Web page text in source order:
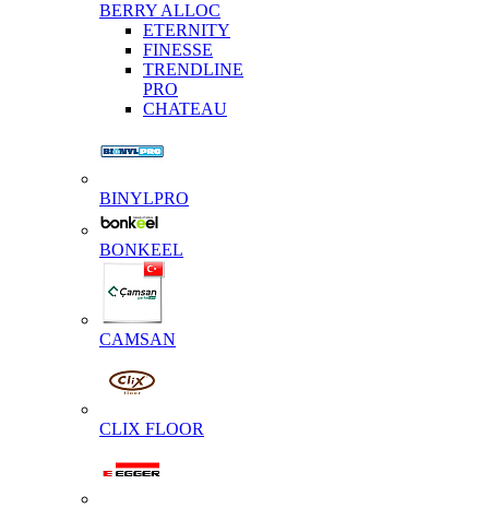
BERRY ALLOC
ETERNITY
FINESSE
TRENDLINE
PRO
CHATEAU
BINYLPRO
BONKEEL
CAMSAN
CLIX FLOOR